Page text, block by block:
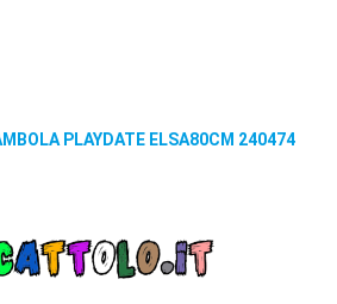
PLAYDATE ELSA80CM 240474